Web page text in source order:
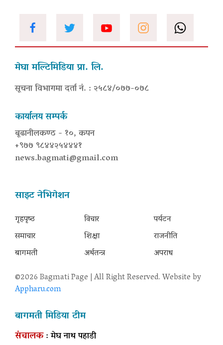
मेघा मल्टिमिडिया प्रा. लि.
सूचना विभागमा दर्ता नं. : २५८४/०७७-०७८
कार्यालय सम्पर्क
बूढानीलकण्ठ - १०, कपन
+९७७ ९८४४२५४४४१
news.bagmati@gmail.com
साइट नेभिगेशन
गृहपृष्‍ठ
समाचार
बागमती
विचार
शिक्षा
अर्थतन्त्र
पर्यटन
राजनीति
अपराध
©2026 Bagmati Page | All Right Reserved. Website by
Appharu.com
बागमती मिडिया टीम
संचालक: मेघ नाथ पहाडी